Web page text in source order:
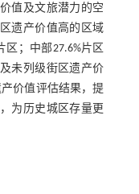
值及文旅潜力的空
遗产价值高的区域
区；中部27.6%片区
未列级街区遗产价
价值评估结果，提
为历史城区存量更